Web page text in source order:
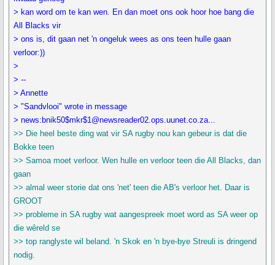
> kan word om te kan wen. En dan moet ons ook hoor hoe bang die
All Blacks vir
> ons is, dit gaan net 'n ongeluk wees as ons teen hulle gaan
verloor:))
>
> --
> Annette
> "Sandvlooi" wrote in message
> news:bnik50$mkr$1@newsreader02.ops.uunet.co.za...
>> Die heel beste ding wat vir SA rugby nou kan gebeur is dat die
Bokke teen
>> Samoa moet verloor. Wen hulle en verloor teen die All Blacks, dan
gaan
>> almal weer storie dat ons 'net' teen die AB's verloor het. Daar is
GROOT
>> probleme in SA rugby wat aangespreek moet word as SA weer op
die wêreld se
>> top ranglyste wil beland. 'n Skok en 'n bye-bye Streuli is dringend
nodig.